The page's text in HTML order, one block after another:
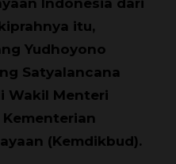
itu,
Yudhoyono
Satyalancana
Wakil Menteri
(Kemdikbud).